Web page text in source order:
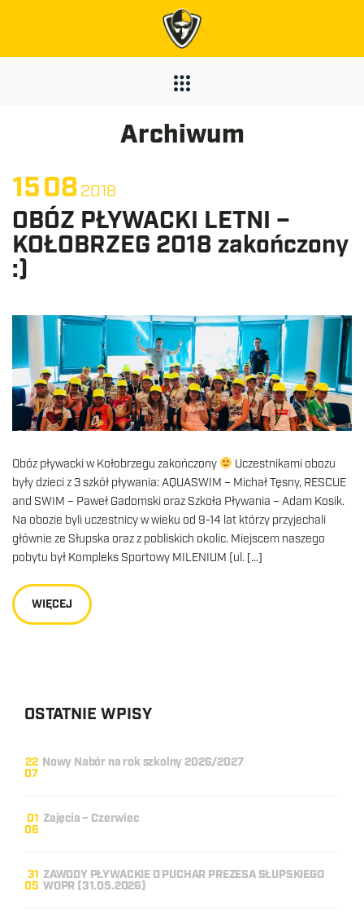
Archiwum
15082018
OBÓZ PŁYWACKI LETNI –
KOŁOBRZEG 2018 zakończony
:)
Obóz pływacki w Kołobrzegu zakończony
Uczestnikami obozu
były dzieci z 3 szkół pływania: AQUASWIM – Michał Tęsny, RESCUE
and SWIM – Paweł Gadomski oraz Szkoła Pływania – Adam Kosik.
Na obozie byli uczestnicy w wieku od 9-14 lat którzy przyjechali
głównie ze Słupska oraz z pobliskich okolic. Miejscem naszego
pobytu był Kompleks Sportowy MILENIUM (ul. […]
WIĘCEJ
OSTATNIE WPISY
22
07
Nowy Nabór na rok szkolny 2026/2027
01
06
Zajęcia – Czerwiec
31
05
ZAWODY PŁYWACKIE O PUCHAR PREZESA SŁUPSKIEGO
WOPR (31.05.2026)